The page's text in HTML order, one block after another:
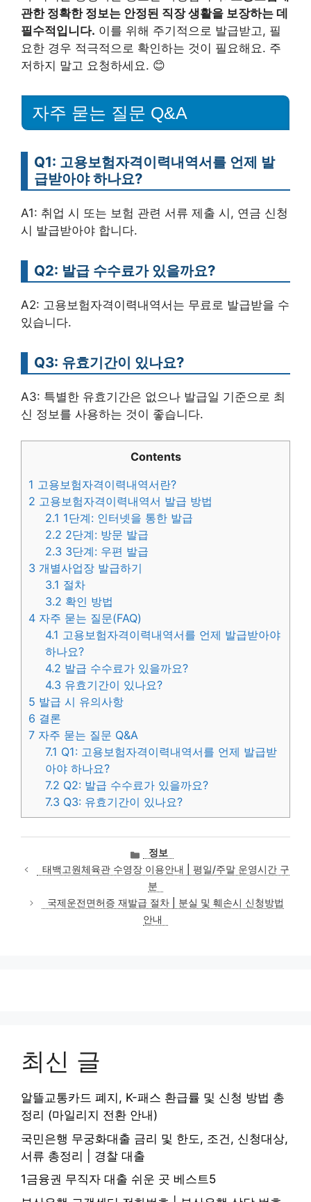
관한 정확한 정보는 안정된 직장 생활을 보장하는 데
필수적입니다. 이를 위해 주기적으로 발급받고, 필
요한 경우 적극적으로 확인하는 것이 필요해요. 주
저하지 말고 요청하세요. 😊
자주 묻는 질문 Q&A
Q1: 고용보험자격이력내역서를 언제 발
급받아야 하나요?
A1: 취업 시 또는 보험 관련 서류 제출 시, 연금 신청
시 발급받아야 합니다.
Q2: 발급 수수료가 있을까요?
A2: 고용보험자격이력내역서는 무료로 발급받을 수
있습니다.
Q3: 유효기간이 있나요?
A3: 특별한 유효기간은 없으나 발급일 기준으로 최
신 정보를 사용하는 것이 좋습니다.
Contents
1 고용보험자격이력내역서란?
2 고용보험자격이력내역서 발급 방법
2.1 1단계: 인터넷을 통한 발급
2.2 2단계: 방문 발급
2.3 3단계: 우편 발급
3 개별사업장 발급하기
3.1 절차
3.2 확인 방법
4 자주 묻는 질문(FAQ)
4.1 고용보험자격이력내역서를 언제 발급받아야
하나요?
4.2 발급 수수료가 있을까요?
4.3 유효기간이 있나요?
5 발급 시 유의사항
6 결론
7 자주 묻는 질문 Q&A
7.1 Q1: 고용보험자격이력내역서를 언제 발급받
아야 하나요?
7.2 Q2: 발급 수수료가 있을까요?
7.3 Q3: 유효기간이 있나요?
카
테
고
리
정보
태백고원체육관 수영장 이용안내 | 평일/주말 운영시간 구
분
국제운전면허증 재발급 절차 | 분실 및 훼손시 신청방법
안내
최신 글
알뜰교통카드 폐지, K-패스 환급률 및 신청 방법 총
정리 (마일리지 전환 안내)
국민은행 무궁화대출 금리 및 한도, 조건, 신청대상,
서류 총정리 | 경찰 대출
1금융권 무직자 대출 쉬운 곳 베스트5